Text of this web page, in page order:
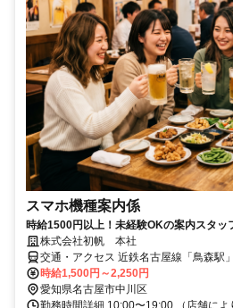
スマホ機種案内係
時給1500円以上！未経験OKの案内スタッ
株式会社初帆 本社
交通・アクセス 近鉄名古屋線「鳥森駅
時給1,500円～2,250円
愛知県名古屋市中川区
勤務時間詳細 10:00〜19:00 （店舗によ